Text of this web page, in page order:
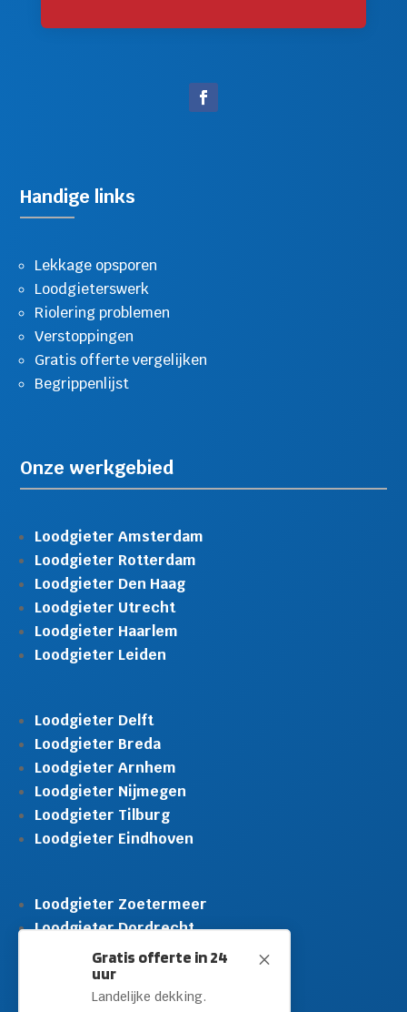
M
Gratis offerte in 24
uur
Landelijke dekking.
Handige links
Lekkage opsporen
Loodgieterswerk
Riolering problemen
Verstoppingen
Gratis offerte vergelijken
Begrippenlijst
Onze werkgebied
Loodgieter Amsterdam
Loodgieter Rotterdam
Loodgieter Den Haag
Loodgieter Utrecht
Loodgieter Haarlem
Loodgieter Leiden
Loodgieter Delft
Loodgieter Breda
Loodgieter Arnhem
Loodgieter Nijmegen
Loodgieter Tilburg
Loodgieter Eindhoven
Loodgieter Zoetermeer
Loodgieter Dordrecht
Loodgieter Rijswijk
Loodgieter Schiedam
Loodgieter Leidschendam